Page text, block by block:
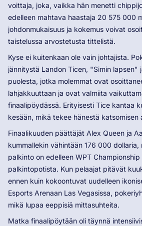
voittaja, joka, vaikka hän menetti
edelleen mahtava haastaja 20 575 000
johdonmukaisuus ja kokemus voivat
taistelussa arvostetusta tittelistä.
Kyse ei kuitenkaan ole vain johtajista.
jännitystä Landon Ticen, "Simin lapsen"
puolesta, jotka molemmat ovat
lahjakkuuttaan ja ovat valmiita
finaalipöydässä. Erityisesti Tice kantaa
kesään, mikä tekee hänestä katsomisen
Finaalikuuden päättäjät Alex Queen ja
kummallekin vähintään 176 000 dollaria,
palkinto on edelleen WPT Championship
palkintopotista. Kun pelaajat pitävät
ennen kuin kokoontuvat uudelleen
Esports Arenaan Las Vegasissa,
mikä lupaa eeppisiä mittasuhteita.
Matka finaalipöytään oli täynnä